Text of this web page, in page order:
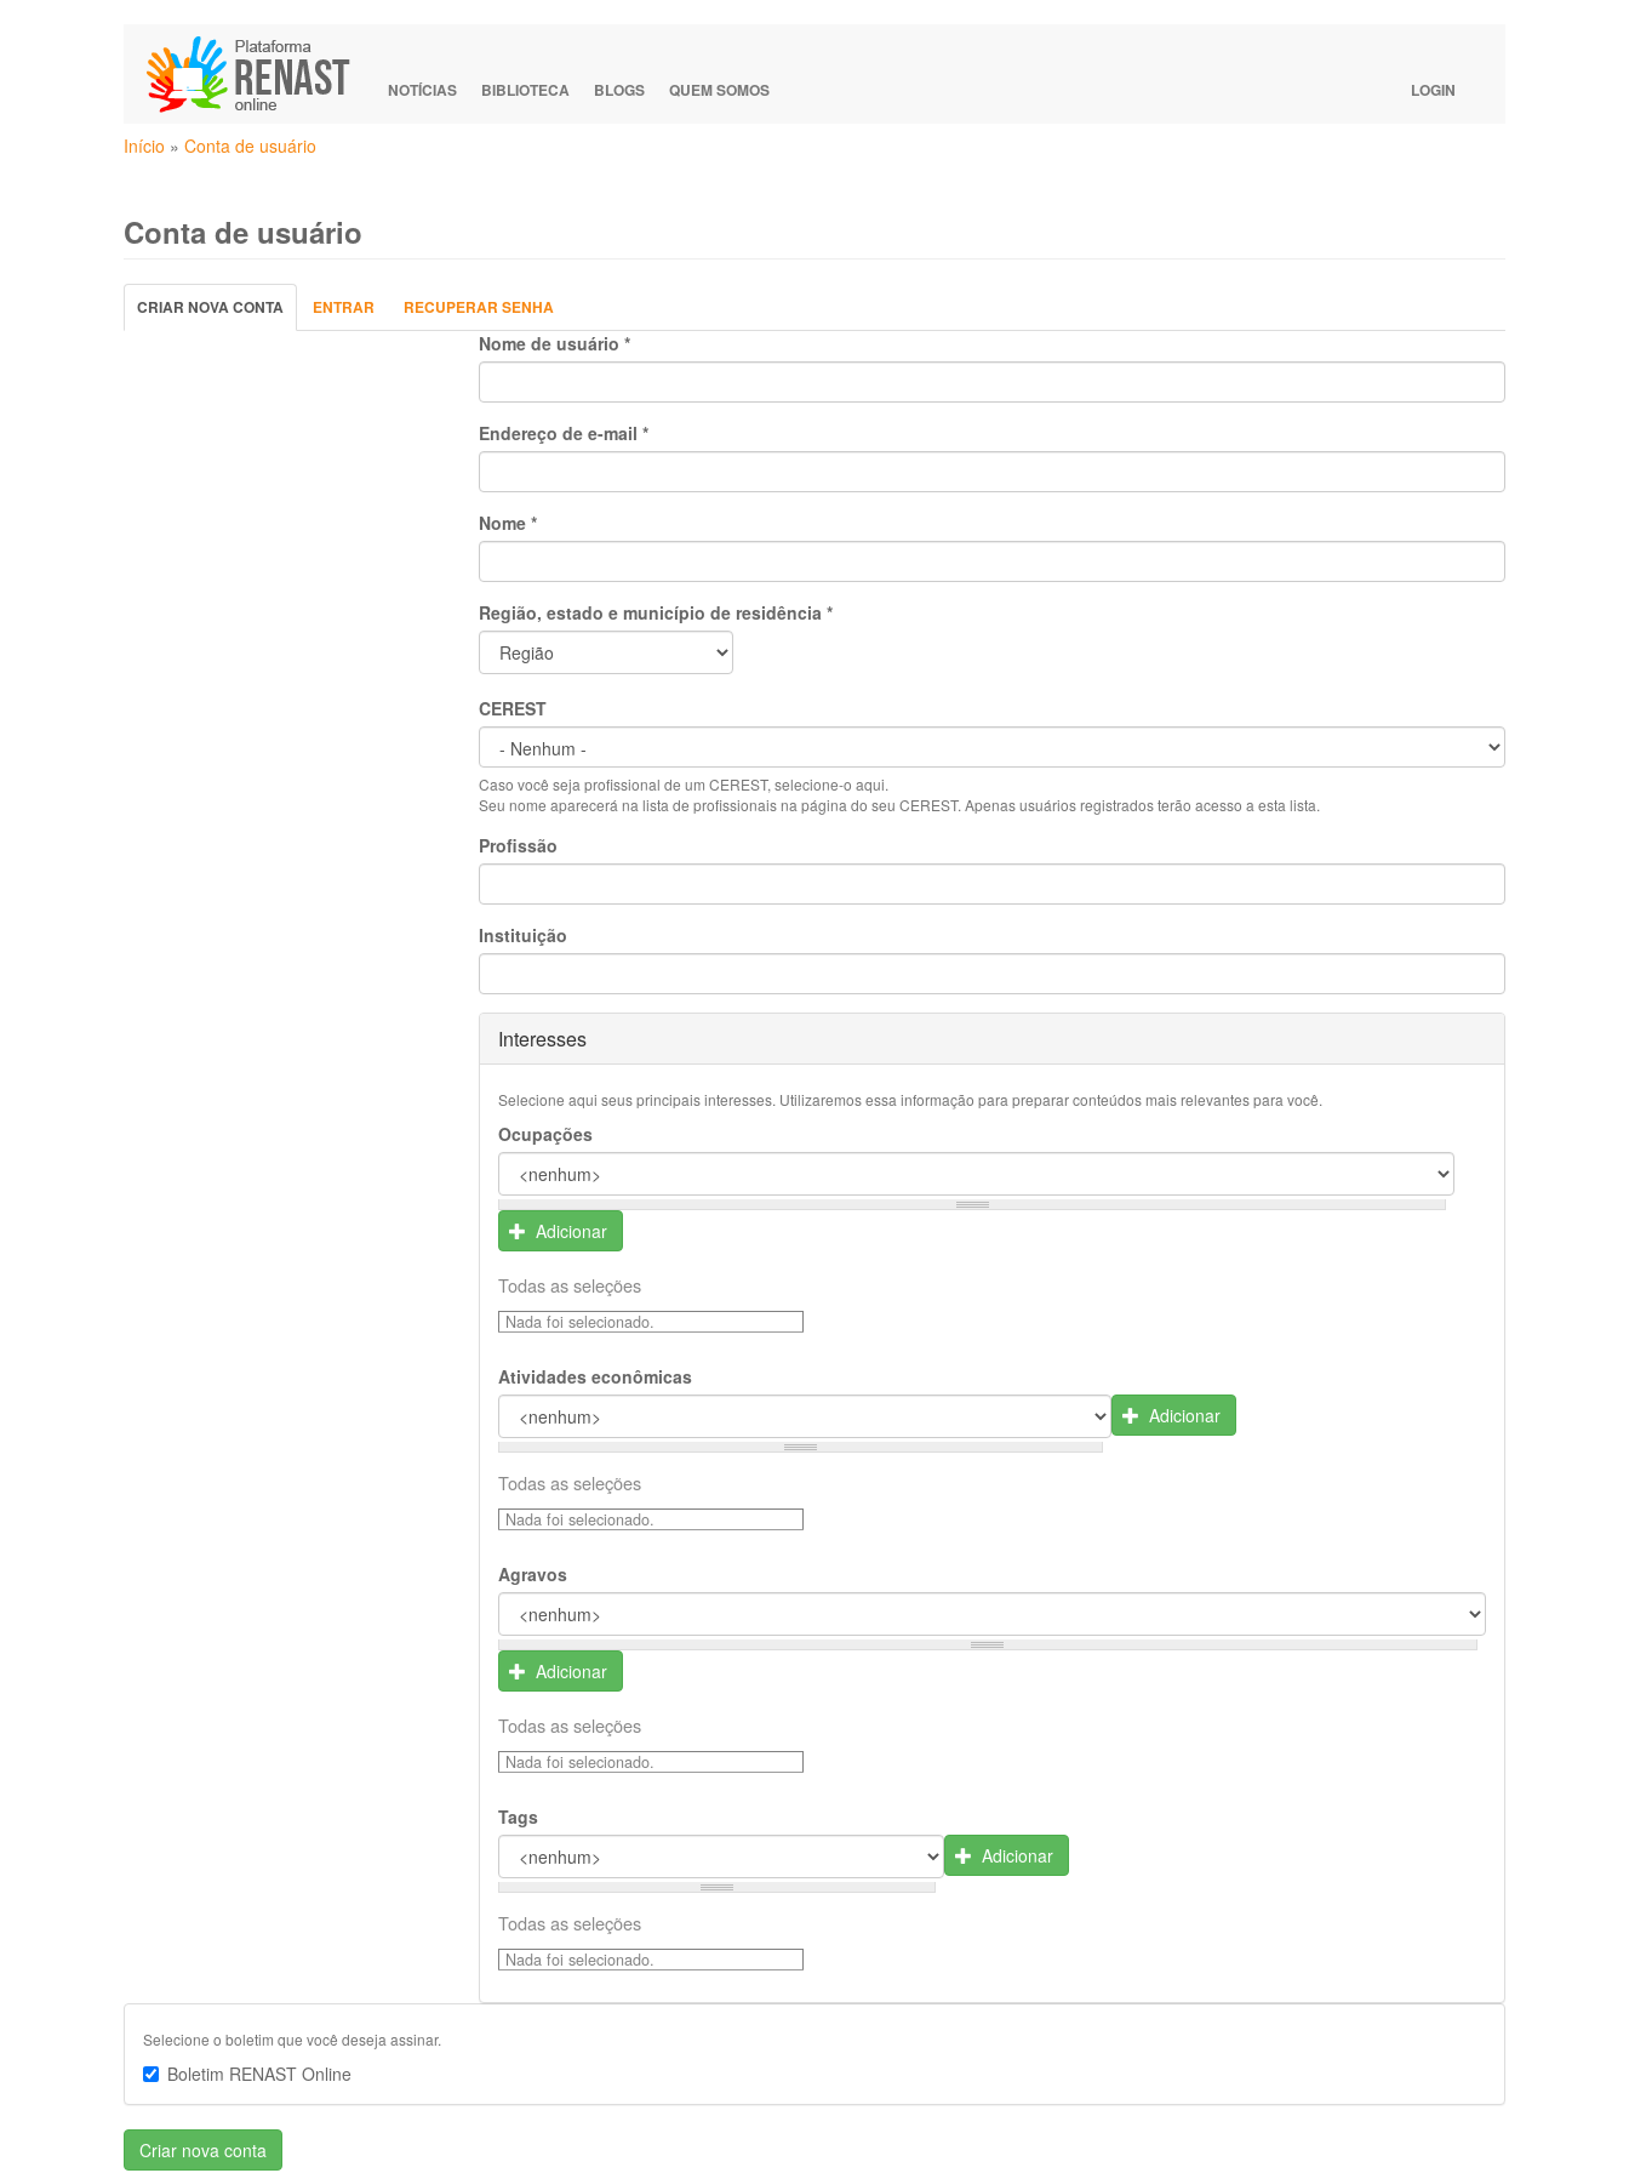
NOTÍCIAS BIBLIOTECA BLOGS QUEM SOMOS LOGIN
Você
Início » Conta de usuário
Conta de usuário
Abas
primárias
CRIAR NOVA CONTA (ABA
ATIVA)
ENTRAR RECUPERAR SENHA
Nome de usuário *
Endereço de e-mail *
Nome *
Região, estado e município de residência *
CEREST
Caso você seja profissional de um CEREST, selecione-o aqui.
Seu nome aparecerá na lista de profissionais na página do seu CEREST. Apenas usuários registrados terão acesso a esta lista.
Profissão
Instituição
Ocultar
Interesses
Selecione aqui seus principais interesses. Utilizaremos essa informação para preparar conteúdos mais relevantes para você.
Ocupações
Adicionar
Todas as seleções
Nada foi selecionado.
Atividades econômicas
Adicionar
Todas as seleções
Nada foi selecionado.
Agravos
Adicionar
Todas as seleções
Nada foi selecionado.
Tags
Adicionar
Todas as seleções
Nada foi selecionado.
Selecione o boletim que você deseja assinar.
Boletim RENAST Online
Criar nova conta